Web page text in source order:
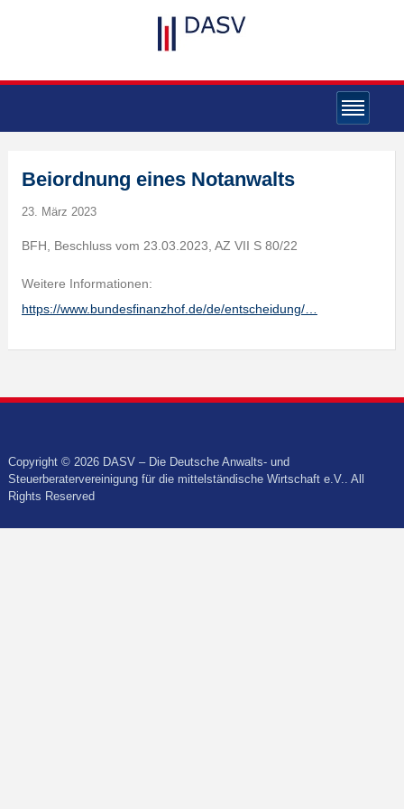
Beiordnung eines Notanwalts
23. März 2023
BFH, Beschluss vom 23.03.2023, AZ VII S 80/22
Weitere Informationen:
https://www.bundesfinanzhof.de/de/entscheidung/…
Copyright © 2026 DASV – Die Deutsche Anwalts- und
Steuerberatervereinigung für die mittelständische Wirtschaft e.V.. All
Rights Reserved